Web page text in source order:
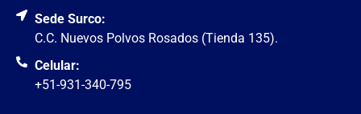
Sede Surco:
C.C. Nuevos Polvos Rosados (Tienda 135).
Celular:
+51-931-340-795